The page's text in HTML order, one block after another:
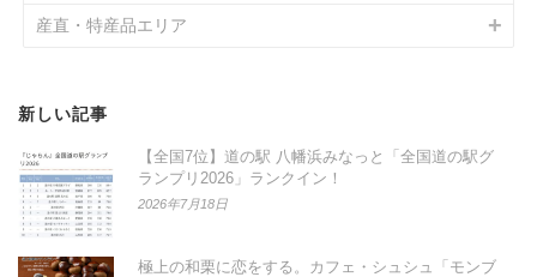
産直・特産品エリア
新しい記事
【全国7位】道の駅 八幡浜みなっと「全国道の駅グ
ランプリ2026」ランクイン！
2026年7月18日
極上の和栗に恋をする。カフェ・シュシュ「モンブ